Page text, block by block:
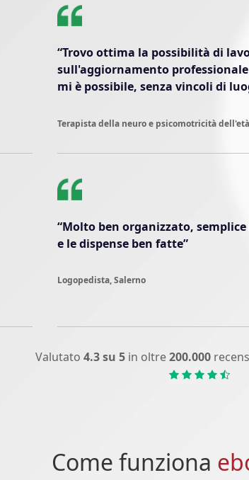
“Trovo ottima la possibilità di
sull'aggiornamento
mi è possibile, senza vincoli di
Terapista della neuro e psicomotricità
“Molto ben organizzato,
e le dispense ben fatte”
Logopedista, Salerno
Valutato 4.3 su 5in oltre200.000
Come funziona